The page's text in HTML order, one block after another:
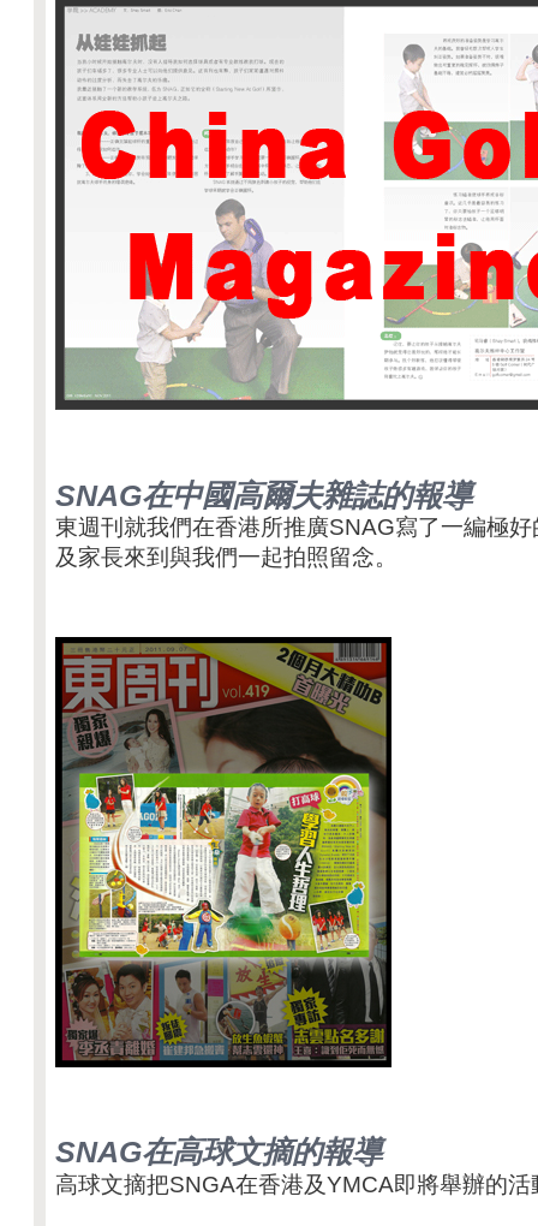
SNAG在中國高爾夫雜誌的報導
東週刊就我們在香港所推廣SNAG寫了一編極
及家長來到與我們一起拍照留念。
SNAG在高球文摘的報導
高球文摘把SNGA在香港及YMCA即將舉辦的